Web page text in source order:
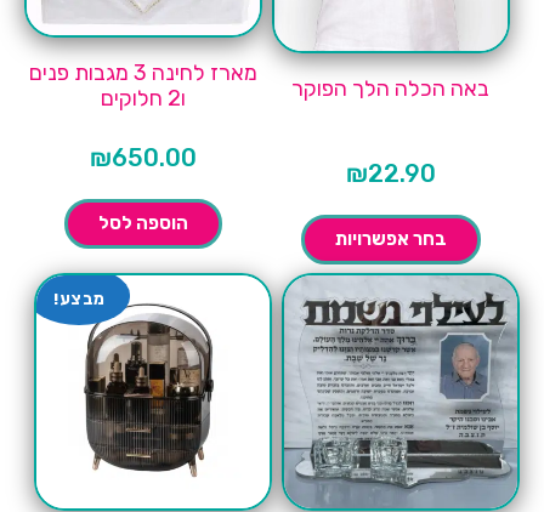
באה הכלה הלך הפוקר
₪22.90
בחר אפשרויות
מארז לחינה 3 מגבות פנים
ו2 חלוקים
₪650.00
הוספה לסל
מבצע!